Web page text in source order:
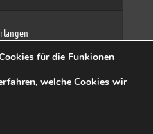
IIS
max)
funklust, FAU
für die Funkionen
welche Cookies wir